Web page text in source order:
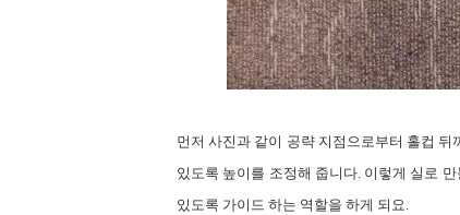
먼저 사진과 같이 공략 지점으로부터 홀컵
있도록 높이를 조정해 줍니다. 이렇게 실로
있도록 가이드 하는 역할을 하게 되요.